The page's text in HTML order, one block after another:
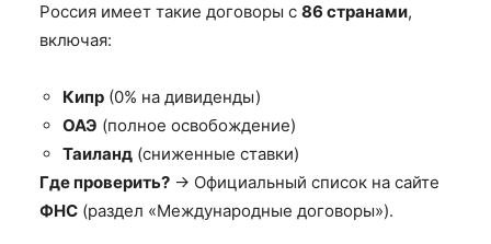
Россия имеет такие договоры с 86 странами,
включая:
Кипр (0% на дивиденды)
ОАЭ (полное освобождение)
Таиланд (сниженные ставки)
Где проверить? → Официальный список на сайте
ФНС (раздел «Международные договоры»).